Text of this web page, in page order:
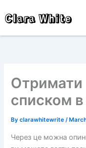
toClara White
Отримати
списком в
Byclarawhitewrite/
Через це можна